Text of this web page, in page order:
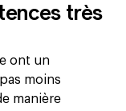
très
ont un
moins
manière